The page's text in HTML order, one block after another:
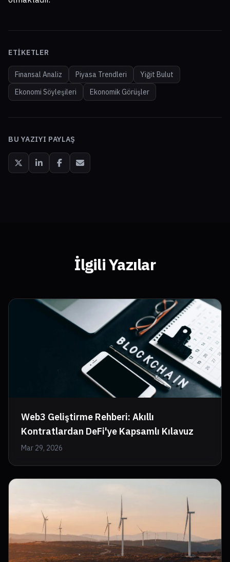
ETIKETLER
Finansal Analiz Piyasa Trendleri
Yiğit Bulut
Ekonomi Söyleşileri
Ekonomik Görüşler
BU YAZIYI PAYLAŞ
İlgili Yazılar
Web3 Geliştirme Rehberi: Akıllı
Kontratlardan DeFi'ye Kapsamlı Kılavuz
Mar 29, 2026